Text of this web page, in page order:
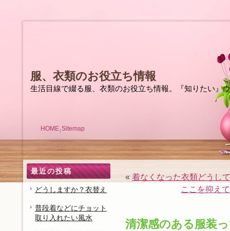
服、衣類のお役立ち情報
生活目線で綴る服、衣類のお役立ち情報。『知りたい』
HOME Sitemap
最近の投稿
どうしますか？衣替え
普段着などにチョット
取り入れたい風水
« 着なくなった衣類どうし
ここを抑え
清潔感のある服装